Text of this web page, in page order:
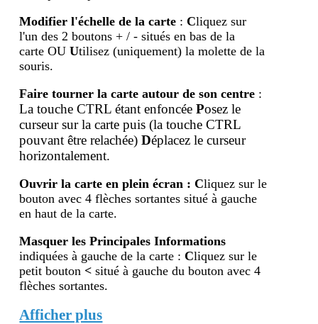
Modifier l'échelle de la carte :Cliquez sur
l'un des 2 boutons + / - situés en bas de la
carte OUUtilisez (uniquement) la molette de la
souris.
Faire tourner la carte autour de son centre :
La touche CTRL étant enfoncéePosez le
curseur sur la carte puis (la toucheCTRL
pouvant être relachée)Déplacez le curseur
horizontalement.
Ouvrir la carte en plein écran :Cliquez sur le
bouton avec 4 flèches sortantes situé à gauche
en haut de la carte.
Masquer les Principales Informations
indiquées à gauche de la carte :Cliquez sur le
petit bouton < situé à gauche du bouton avec 4
flèches sortantes.
Afficher plus